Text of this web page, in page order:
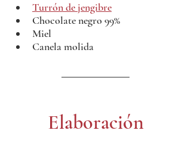
Turrón de jengibre
Chocolate negro 99%
Miel
Canela molida
Elaboración